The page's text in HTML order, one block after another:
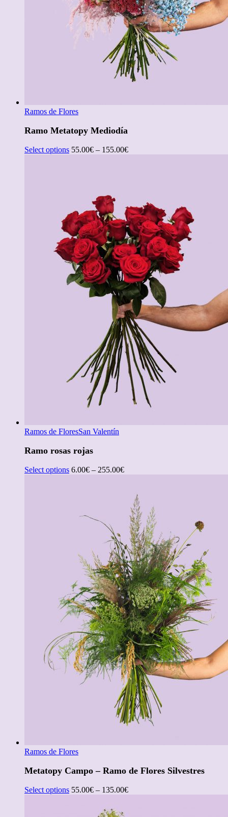
Ramos de Flores
Ramo Metatopy Mediodía
Select options 55.00€ – 155.00€
Ramos de FloresSan Valentín
Ramo rosas rojas
Select options 6.00€ – 255.00€
Ramos de Flores
Metatopy Campo – Ramo de Flores Silvestres
Select options 55.00€ – 135.00€